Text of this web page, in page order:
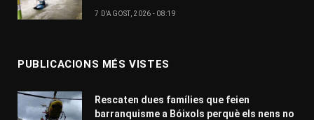
7 D'AGOST, 2026 - 08:19
PUBLICACIONS MÉS VISTES
Rescaten dues famílies que feien
barranquisme a Bóixols perquè els nens no